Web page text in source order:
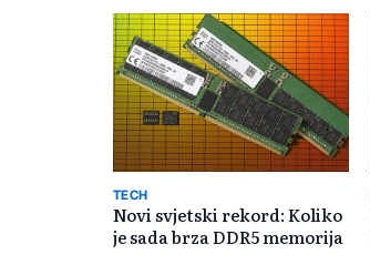
TECH
Novi svjetski rekord: Koliko
je sada brza DDR5 memorija